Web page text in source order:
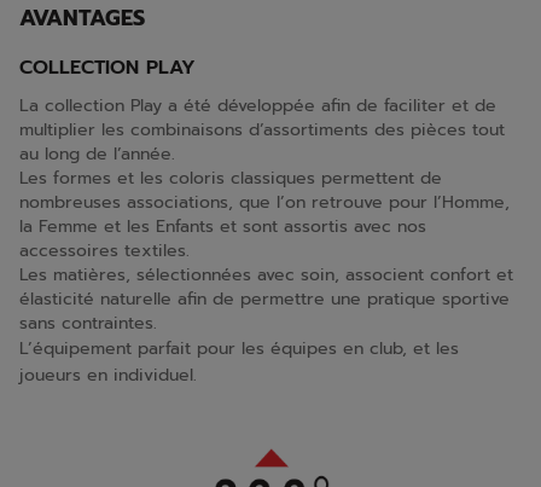
AVANTAGES
COLLECTION PLAY
La collection Play a été développée afin de faciliter et de
multiplier les combinaisons d’assortiments des pièces tout
au long de l’année.
Les formes et les coloris classiques permettent de
nombreuses associations, que l’on retrouve pour l’Homme,
la Femme et les Enfants et sont assortis avec nos
accessoires textiles.
Les matières, sélectionnées avec soin, associent confort et
élasticité naturelle afin de permettre une pratique sportive
sans contraintes.
L’équipement parfait pour les équipes en club, et les
joueurs en individuel.